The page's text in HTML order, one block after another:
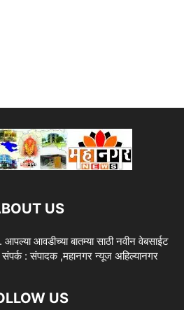
US
आवडीच्या बातम्या साठी नवीन वेबसाईट
: संपादक ,महानगर न्यूज अहिल्यानगर
US